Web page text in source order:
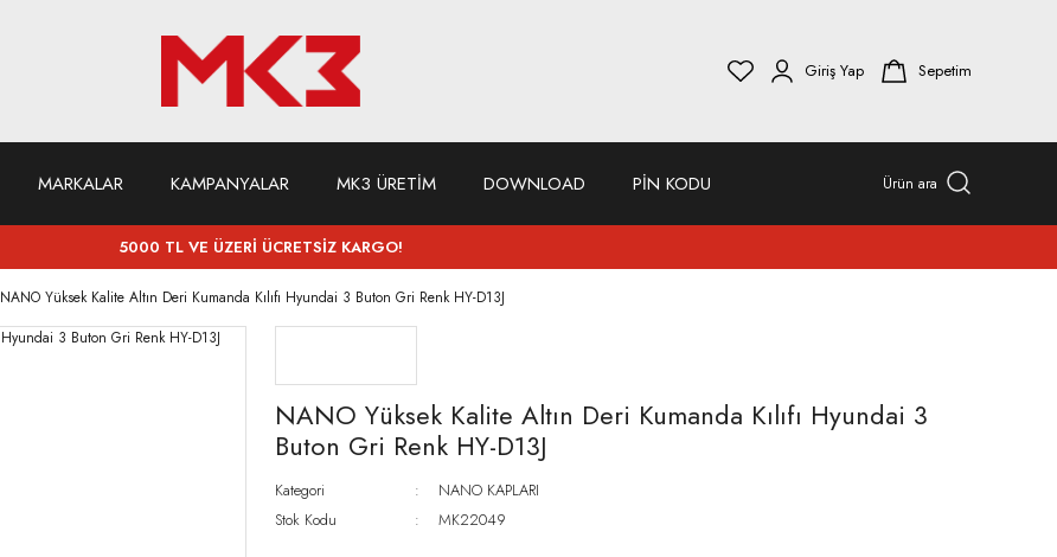
Giriş Yap Sepetim
MARKALAR KAMPANYALAR MK3 ÜRETİM DOWNLOAD PİN KODU Ürün ara
5000 TL VE ÜZERİ ÜCRETSİZ KARGO!
NANO Yüksek Kalite Altın Deri Kumanda Kılıfı Hyundai 3 Buton Gri Renk HY-D13J
NANO Yüksek Kalite Altın Deri Kumanda Kılıfı Hyundai 3
Buton Gri Renk HY-D13J
Kategori
NANO KAPLARI
Stok Kodu
MK22049